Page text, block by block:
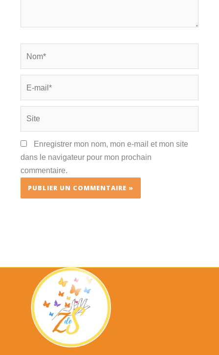
Enregistrer mon nom, mon e-mail et mon site
dans le navigateur pour mon prochain
commentaire.